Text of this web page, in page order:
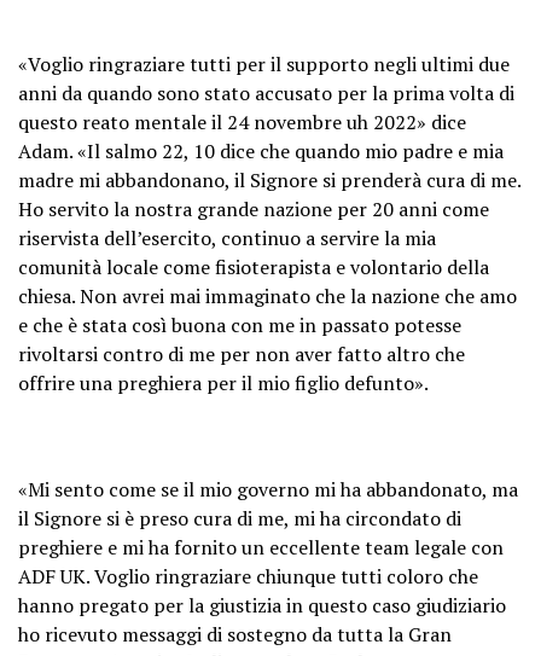
«Voglio ringraziare tutti per il supporto negli ultimi due
anni da quando sono stato accusato per la prima volta di
questo reato mentale il 24 novembre uh 2022» dice
Adam. «Il salmo 22, 10 dice che quando mio padre e mia
madre mi abbandonano, il Signore si prenderà cura di me.
Ho servito la nostra grande nazione per 20 anni come
riservista dell’esercito, continuo a servire la mia
comunità locale come fisioterapista e volontario della
chiesa. Non avrei mai immaginato che la nazione che amo
e che è stata così buona con me in passato potesse
rivoltarsi contro di me per non aver fatto altro che
offrire una preghiera per il mio figlio defunto».
«Mi sento come se il mio governo mi ha abbandonato, ma
il Signore si è preso cura di me, mi ha circondato di
preghiere e mi ha fornito un eccellente team legale con
ADF UK. Voglio ringraziare chiunque tutti coloro che
hanno pregato per la giustizia in questo caso giudiziario
ho ricevuto messaggi di sostegno da tutta la Gran